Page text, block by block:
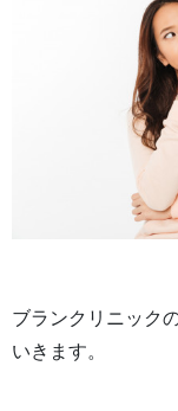
ブランクリニック
いきます。